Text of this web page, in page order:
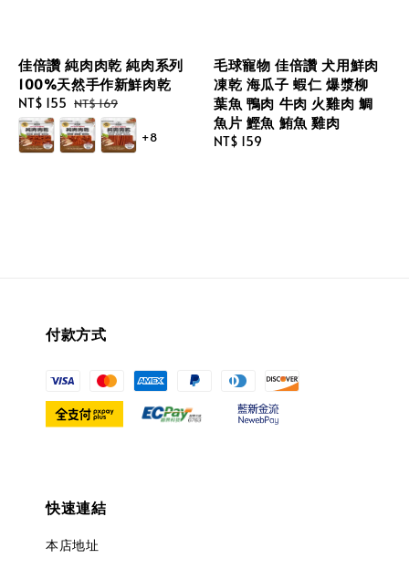
佳倍讚 純肉肉乾 純肉系列
100%天然手作新鮮肉乾
Sale
price
NT$ 155 Regular
price
NT$ 169
+8
毛球寵物 佳倍讚 犬用鮮肉
凍乾 海瓜子 蝦仁 爆漿柳
葉魚 鴨肉 牛肉 火雞肉 鯛
魚片 鰹魚 鮪魚 雞肉
Regular
NT$ 159
付款方式
快速連結
本店地址